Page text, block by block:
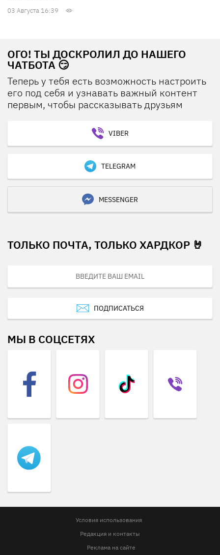
03 Августа 16:39
ОГО! ТЫ ДОСКРОЛИЛ ДО НАШЕГО
ЧАТБОТА 😏
Теперь у тебя есть возможность настроить
его под себя и узнавать важный контент
первым, чтобы рассказывать друзьям
VIBER
TELEGRAM
MESSENGER
ТОЛЬКО ПОЧТА, ТОЛЬКО ХАРДКОР 🤘
ПОДПИСАТЬСЯ
МЫ В СОЦСЕТЯХ
Условия использования
Редакция и контакты
Реклама на сайте